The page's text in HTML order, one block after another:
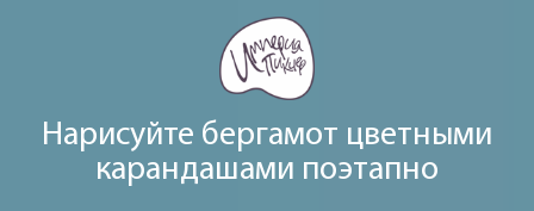
Нарисуйте бергамот цветными
карандашами поэтапно